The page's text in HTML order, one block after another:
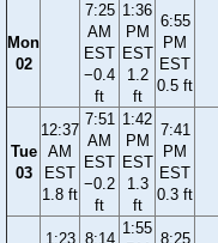
Mon
02
7:25
AM
EST
−0.4
ft
1:36
PM
EST
1.2
ft
6:55
PM
EST
0.5 ft
Tue
03
12:37
AM
EST
1.8 ft
7:51
AM
EST
−0.2
ft
1:42
PM
EST
1.3
ft
7:41
PM
EST
0.3 ft
1:23 8:14
1:55
8:25